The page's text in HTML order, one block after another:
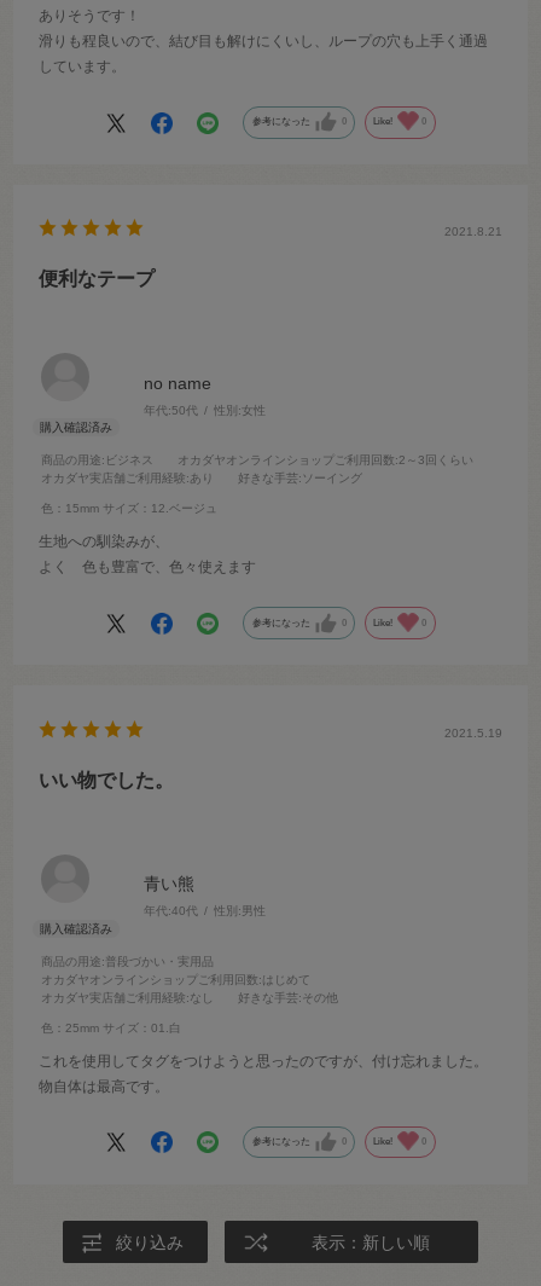
ありそうです！
滑りも程良いので、結び目も解けにくいし、ループの穴も上手く通過
しています。
参考になった 0 Like! 0
no name
年代:50代 性別:女性
商品の用途:ビジネス オカダヤオンラインショップご利用回数:2～3回くらい
オカダヤ実店舗ご利用経験:あり 好きな手芸:ソーイング
色：15mm サイズ：12.ベージュ
2021.8.21
便利なテープ
生地への馴染みが、
よく 色も豊富で、色々使えます
参考になった 0 Like! 0
青い熊
年代:40代 性別:男性
商品の用途:普段づかい・実用品
オカダヤオンラインショップご利用回数:はじめて
オカダヤ実店舗ご利用経験:なし 好きな手芸:その他
色：25mm サイズ：01.白
2021.5.19
いい物でした。
これを使用してタグをつけようと思ったのですが、付け忘れました。
物自体は最高です。
参考になった 0 Like! 0
絞り込み 表示：新しい順